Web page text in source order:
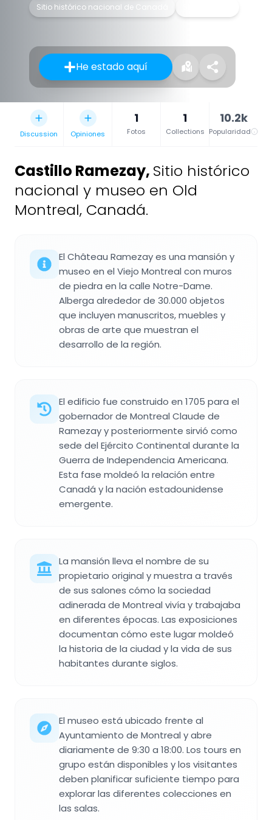
Sitio histórico nacional de Canadá
He estado aquí
Discussion Opiniones
1
Fotos
1
Collections
10.2k
Popularidad
Castillo Ramezay, Sitio histórico
nacional y museo en Old
Montreal, Canadá.
El Château Ramezay es una mansión y
museo en el Viejo Montreal con muros
de piedra en la calle Notre-Dame.
Alberga alrededor de 30.000 objetos
que incluyen manuscritos, muebles y
obras de arte que muestran el
desarrollo de la región.
El edificio fue construido en 1705 para el
gobernador de Montreal Claude de
Ramezay y posteriormente sirvió como
sede del Ejército Continental durante la
Guerra de Independencia Americana.
Esta fase moldeó la relación entre
Canadá y la nación estadounidense
emergente.
La mansión lleva el nombre de su
propietario original y muestra a través
de sus salones cómo la sociedad
adinerada de Montreal vivía y trabajaba
en diferentes épocas. Las exposiciones
documentan cómo este lugar moldeó
la historia de la ciudad y la vida de sus
habitantes durante siglos.
El museo está ubicado frente al
Ayuntamiento de Montreal y abre
diariamente de 9:30 a 18:00. Los tours en
grupo están disponibles y los visitantes
deben planificar suficiente tiempo para
explorar las diferentes colecciones en
las salas.